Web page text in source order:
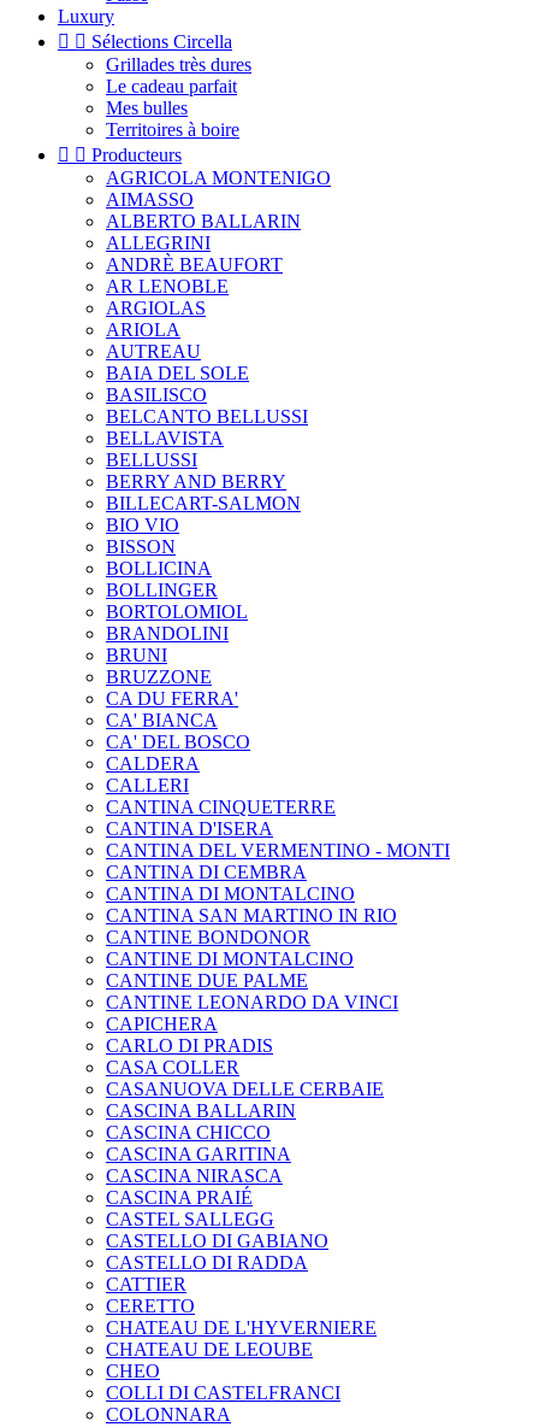
Luxury
  Sélections Circella
Grillades très dures
Le cadeau parfait
Mes bulles
Territoires à boire
  Producteurs
AGRICOLA MONTENIGO
AIMASSO
ALBERTO BALLARIN
ALLEGRINI
ANDRÈ BEAUFORT
AR LENOBLE
ARGIOLAS
ARIOLA
AUTREAU
BAIA DEL SOLE
BASILISCO
BELCANTO BELLUSSI
BELLAVISTA
BELLUSSI
BERRY AND BERRY
BILLECART-SALMON
BIO VIO
BISSON
BOLLICINA
BOLLINGER
BORTOLOMIOL
BRANDOLINI
BRUNI
BRUZZONE
CA DU FERRA'
CA' BIANCA
CA' DEL BOSCO
CALDERA
CALLERI
CANTINA CINQUETERRE
CANTINA D'ISERA
CANTINA DEL VERMENTINO - MONTI
CANTINA DI CEMBRA
CANTINA DI MONTALCINO
CANTINA SAN MARTINO IN RIO
CANTINE BONDONOR
CANTINE DI MONTALCINO
CANTINE DUE PALME
CANTINE LEONARDO DA VINCI
CAPICHERA
CARLO DI PRADIS
CASA COLLER
CASANUOVA DELLE CERBAIE
CASCINA BALLARIN
CASCINA CHICCO
CASCINA GARITINA
CASCINA NIRASCA
CASCINA PRAIÉ
CASTEL SALLEGG
CASTELLO DI GABIANO
CASTELLO DI RADDA
CATTIER
CERETTO
CHATEAU DE L'HYVERNIERE
CHATEAU DE LEOUBE
CHEO
COLLI DI CASTELFRANCI
COLONNARA